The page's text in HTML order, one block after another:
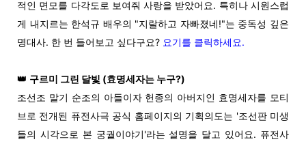
적인 면모를 다각도로 보여줘 사랑을 받았어요. 특히나 시원스럽
게 내지르는 한석규 배우의 "지랄하고 자빠졌네!"는 중독성 깊은
명대사. 한 번 들어보고 싶다구요? 요기를 클릭하세요.
👑 구르미 그린 달빛 (효명세자는 누구?)
조선조 말기 순조의 아들이자 헌종의 아버지인 효명세자를 모티
브로 전개된 퓨전사극 공식 홈페이지의 기획의도는 '조선판 미생
들의 시각으로 본 궁궐이야기'라는 설명을 달고 있어요. 퓨전사